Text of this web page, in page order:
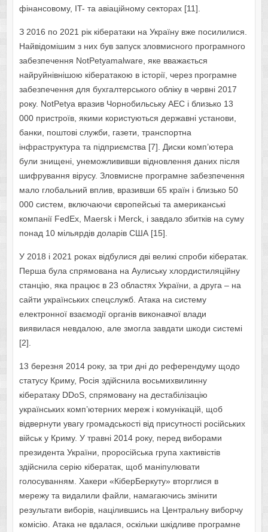
фінансовому, IT- та авіаційному секторах [11].
З 2016 по 2021 рік кібератаки на Україну вже посилилися.
Найвідомішим з них був запуск зловмисного програмного
забезпечення NotPetyamalware, яке вважається
найруйнівнішою кібератакою в історії, через програмне
забезпечення для бухгалтерського обліку в червні 2017
року. NotPetya вразив Чорнобильську АЕС і близько 13
000 пристроїв, якими користуються державні установи,
банки, поштові служби, газети, транспортна
інфраструктура та підприємства [7]. Диски комп’ютера
були знищені, унеможлививши відновлення даних після
шифрування вірусу. Зловмисне програмне забезпечення
мало глобальний вплив, вразивши 65 країн і близько 50
000 систем, включаючи європейські та американські
компанії FedEx, Maersk і Merck, і завдало збитків на суму
понад 10 мільярдів доларів США [15].
У 2018 і 2021 роках відбулися дві великі спроби кібератак.
Перша була спрямована на Аулиську хлордистиляційну
станцію, яка працює в 23 областях України, а друга – на
сайти українських спецслужб. Атака на систему
електронної взаємодії органів виконавчої влади
виявилася невдалою, але змогла завдати шкоди системі
[2].
13 березня 2014 року, за три дні до референдуму щодо
статусу Криму, Росія здійснила восьмихвилинну
кібератаку DDoS, спрямовану на дестабілізацію
українських комп’ютерних мереж і комунікацій, щоб
відвернути увагу громадськості від присутності російських
військ у Криму. У травні 2014 року, перед виборами
президента України, проросійська група хактивістів
здійснила серію кібератак, щоб маніпулювати
голосуванням. Хакери «КіберБеркуту» вторглися в
мережу та видалили файли, намагаючись змінити
результати виборів, націлившись на Центральну виборчу
комісію. Атака не вдалася, оскільки шкідливе програмне